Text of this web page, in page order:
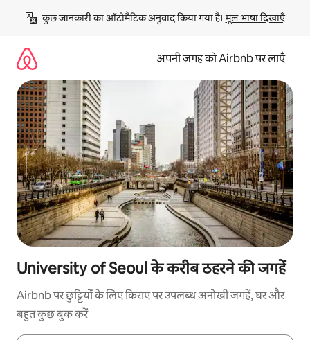
छोड़कर
कॉन्टेंट
कुछ जानकारी का ऑटोमैटिक अनुवाद किया गया है। मूल भाषा दिखाएँ
अपनी जगह को Airbnb पर लाएँ
University of Seoul के करीब ठहरने की जगहें
Airbnb पर छुट्टियों के लिए किराए पर उपलब्ध अनोखी जगहें, घर और
बहुत कुछ बुक करें